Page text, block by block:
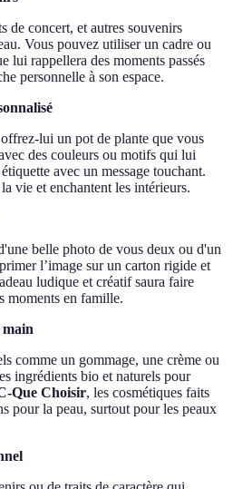
de concert, et autres souvenirs
Vous pouvez utiliser un cadre ou
lui rappellera des moments passés
personnelle à son espace.
lui un pot de plante que vous
des couleurs ou motifs qui lui
avec un message touchant.
vie et enchantent les intérieurs.
belle photo de vous deux ou d'un
l’image sur un carton rigide et
ludique et créatif saura faire
moments en famille.
main
comme un gommage, une crème ou
ingrédients bio et naturels pour
Que Choisir, les cosmétiques faits
pour la peau, surtout pour les peaux